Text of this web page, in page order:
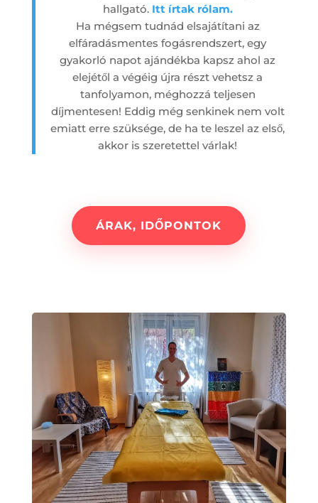
hallgató. Itt írtak rólam.
Ha mégsem tudnád elsajátítani az
elfáradásmentes fogásrendszert, egy
gyakorló napot ajándékba kapsz ahol az
elejétől a végéig újra részt vehetsz a
tanfolyamon, méghozzá teljesen
díjmentesen! Eddig még senkinek nem volt
emiatt erre szüksége, de ha te leszel az első,
akkor is szeretettel várlak!
ÁRAK, IDŐPONTOK